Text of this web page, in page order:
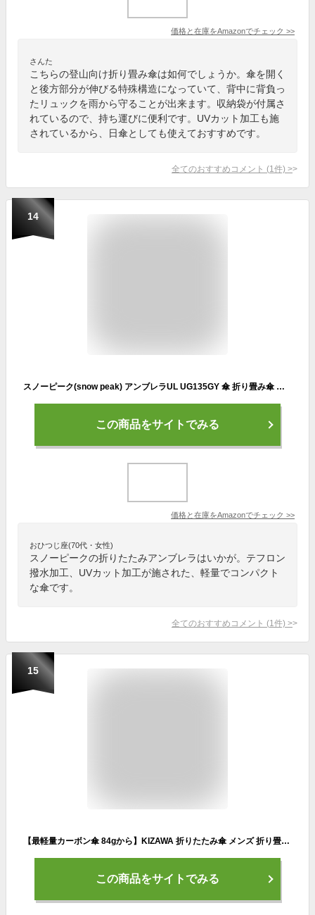
価格と在庫をAmazonでチェック >>
さんた
こちらの登山向け折り畳み傘は如何でしょうか。傘を開く
と後方部分が伸びる特殊構造になっていて、背中に背負っ
たリュックを雨から守ることが出来ます。収納袋が付属さ
れているので、持ち運びに便利です。UVカット加工も施
されているから、日傘としても使えておすすめです。
全てのおすすめコメント (1 件) >
14
スノーピーク(snow peak) アンブレラUL UG135GY 傘 折り畳み傘 ユニセックス 軽量 小型 コンパクト
この商品をサイトでみる
価格と在庫をAmazonでチェック >>
おひつじ座(70代・女性)
スノーピークの折りたたみアンブレラはいかが。テフロン
撥水加工、UVカット加工が施された、軽量でコンパクト
な傘です。
全てのおすすめコメント (1 件) >
15
【最軽量カーボン傘 84gから】KIZAWA 折りたたみ傘 メンズ 折り畳み傘 レディース 5級撥水 コンパクト 365日持ち歩く常備傘 ミニ傘 梅雨対策 5本骨 親骨50cm 55cm 60cm
この商品をサイトでみる